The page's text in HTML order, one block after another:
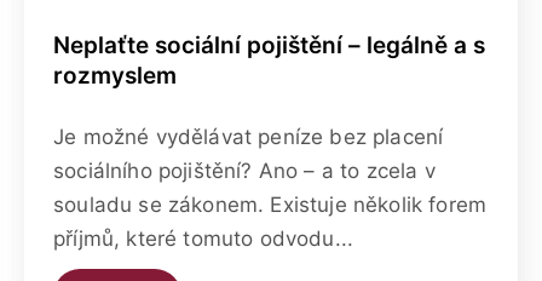
Neplaťte sociální pojištění – legálně a s
rozmyslem
Je možné vydělávat peníze bez placení
sociálního pojištění? Ano – a to zcela v
souladu se zákonem. Existuje několik forem
příjmů, které tomuto odvodu...